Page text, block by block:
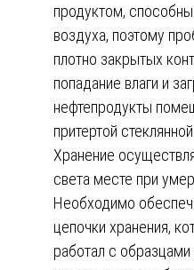
продуктом,
воздуха, поэтому
плотно закрытых
попадание влаги и
нефтепродукты
притертой
Хранение
света месте при
Необходимо
цепочки хранения,
работал с